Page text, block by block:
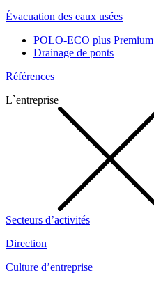
Évacuation des eaux usées
POLO-ECO plus Premium
Drainage de ponts
Références
L`entreprise
Secteurs d’activités
Direction
Culture d’entreprise